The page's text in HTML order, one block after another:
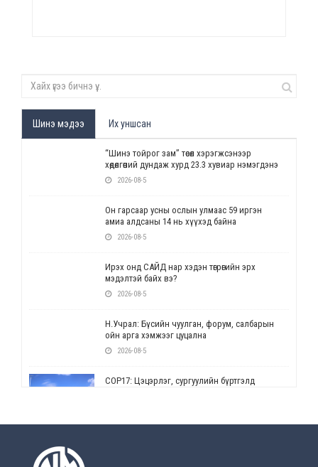
Шинэ мэдээ Их уншсан
“Шинэ тойрог зам” төсөл хэрэгжсэнээр
хөдөлгөөний дундаж хурд 23.3 хувиар нэмэгдэнэ
2026-08-5
Он гарсаар усны ослын улмаас 59 иргэн
амиа алдсаны 14 нь хүүхэд байна
2026-08-5
Ирэх онд САЙД нар хэдэн төгрөгийн эрх
мэдэлтэй байх вэ?
2026-08-5
Н.Учрал: Бүсийн чуулган, форум, салбарын
ойн арга хэмжээг цуцална
2026-08-5
СОР17: Цэцэрлэг, сургуулийн бүртгэлд